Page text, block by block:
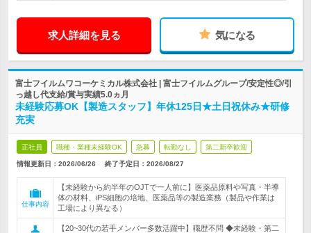
求人詳細を見る 気になる
富士フイルムワコーケミカル株式会社 | 富士フイルムグループ/安定性◎/引
っ越し代支給/賞与実績5.0ヵ月
未経験応募OK【製造スタッフ】年休125日★土日祝休み★研修
充実
正社員 職種・業種未経験OK 急募 転勤なし 第二新卒歓迎
情報更新日：2026/06/26 終了予定日： 2026/08/27
仕事内容
【未経験から約半年のOJTで一人前に】医薬品原料や写真・半導
体の材料、iPS細胞の培地、医薬品等の製造業務（製品や作業は
工場により異なる）
【20~30代の若手メンバー多数活躍中】職歴不問 ◆未経験・第二